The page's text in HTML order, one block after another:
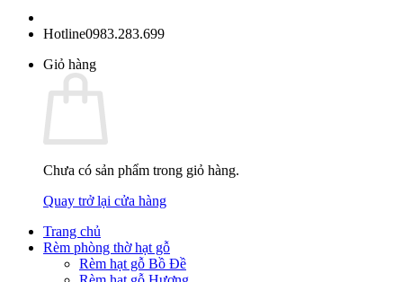
Hotline0983.283.699
Giỏ hàng
Chưa có sản phẩm trong giỏ hàng.
Quay trở lại cửa hàng
Trang chủ
Rèm phòng thờ hạt gỗ
Rèm hạt gỗ Bồ Đề